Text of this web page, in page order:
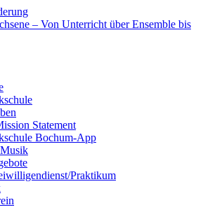
– Von Unterricht über Ensemble bis
Statement
Bochum-App
Praktikum